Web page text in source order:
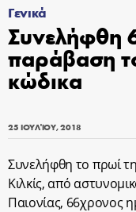
Γενικά
Συνελήφθη
παράβαση
κώδικα
25 ΙΟΥΛΊΟΥ, 2018
Συνελήφθη το πρωί
Κιλκίς, από
Παιονίας, 66χρονος